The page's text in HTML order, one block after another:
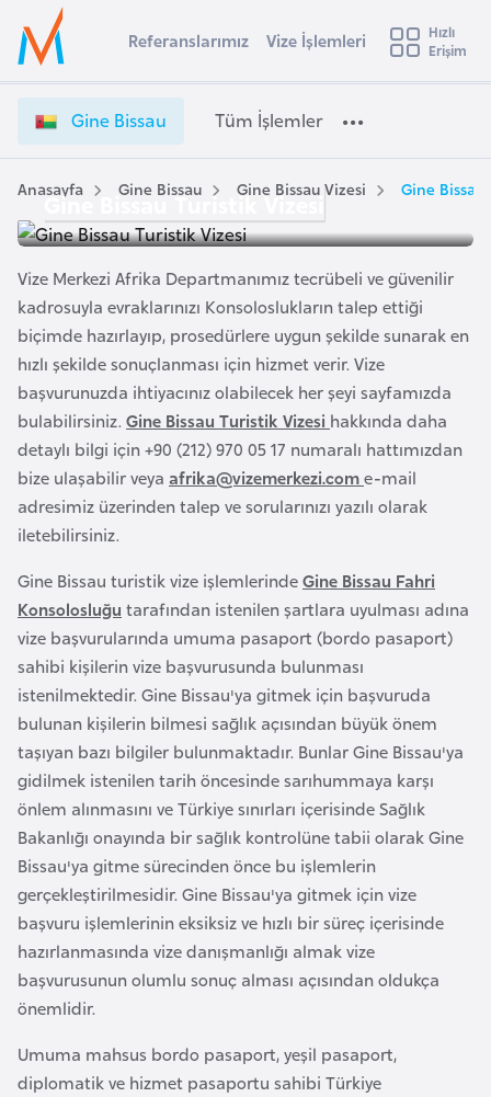
Ülke Seçimi
Başvuru yapmak istediğiniz ülkeyi seçin
Üye
Girişi
i
e
B
s
u
V
i
z
e
İ
ş
l
e
m
e
r
i
e
t
i
Referanslarımız Vize İşlemleri
Hızlı
Erişim
Gine Bissau Tüm İşlemler
Anasayfa Gine Bissau Gine Bissau Vizesi Gine
Gine Bissau Turistik Vizesi
Vize Merkezi Afrika Departmanımız tecrübeli ve güvenilir
kadrosuyla evraklarınızı Konsoloslukların talep ettiği
biçimde hazırlayıp, prosedürlere uygun şekilde sunarak en
hızlı şekilde sonuçlanması için hizmet verir. Vize
başvurunuzda ihtiyacınız olabilecek her şeyi sayfamızda
bulabilirsiniz. Gine Bissau Turistik Vizesi hakkında daha
detaylı bilgi için +90 (212) 970 05 17 numaralı hattımızdan
bize ulaşabilir veya afrika@vizemerkezi.come-mail
adresimiz üzerinden talep ve sorularınızı yazılı olarak
iletebilirsiniz.
Gine Bissau turistik vize işlemlerindeGine Bissau Fahri
Konsolosluğu tarafından istenilen şartlara uyulması adına
vize başvurularında umuma pasaport (bordo pasaport)
sahibi kişilerin vize başvurusunda bulunması
istenilmektedir. Gine Bissau'ya gitmek için başvuruda
bulunan kişilerin bilmesi sağlık açısından büyük önem
taşıyan bazı bilgiler bulunmaktadır. Bunlar Gine Bissau'ya
gidilmek istenilen tarih öncesinde sarıhummaya karşı
önlem alınmasını ve Türkiye sınırları içerisinde Sağlık
Bakanlığı onayında bir sağlık kontrolüne tabii olarak Gine
Bissau'ya gitme sürecinden önce bu işlemlerin
gerçekleştirilmesidir. Gine Bissau'ya gitmek için vize
başvuru işlemlerinin eksiksiz ve hızlı bir süreç içerisinde
hazırlanmasında vize danışmanlığı almak vize
başvurusunun olumlu sonuç alması açısından oldukça
önemlidir.
Umuma mahsus bordo pasaport, yeşil pasaport,
diplomatik ve hizmet pasaportu sahibi Türkiye
s
t
r
a
A
v
u
s
t
u
r
y
a
z
e
r
b
a
y
c
a
n
B
a
h
r
e
n